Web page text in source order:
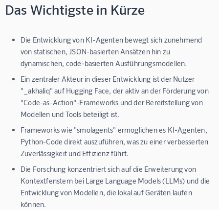
Das Wichtigste in Kürze
Die Entwicklung von KI-Agenten bewegt sich zunehmend
von statischen, JSON-basierten Ansätzen hin zu
dynamischen, code-basierten Ausführungsmodellen.
Ein zentraler Akteur in dieser Entwicklung ist der Nutzer
"_akhaliq" auf Hugging Face, der aktiv an der Förderung von
"Code-as-Action"-Frameworks und der Bereitstellung von
Modellen und Tools beteiligt ist.
Frameworks wie "smolagents" ermöglichen es KI-Agenten,
Python-Code direkt auszuführen, was zu einer verbesserten
Zuverlässigkeit und Effizienz führt.
Die Forschung konzentriert sich auf die Erweiterung von
Kontextfenstern bei Large Language Models (LLMs) und die
Entwicklung von Modellen, die lokal auf Geräten laufen
können.